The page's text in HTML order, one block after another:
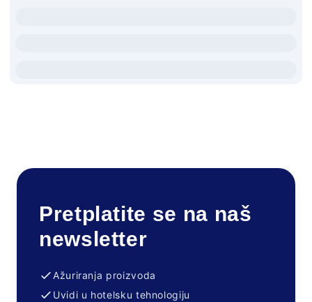
Pretplatite se na naš
newsletter
Ažuriranja proizvoda
Uvidi u hotelsku tehnologiju